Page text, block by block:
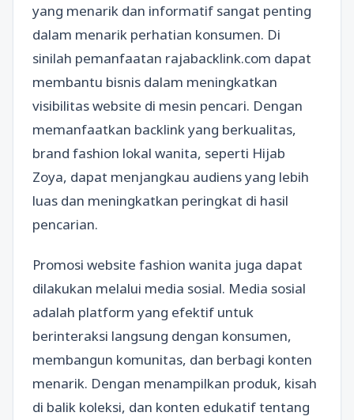
yang menarik dan informatif sangat penting
dalam menarik perhatian konsumen. Di
sinilah pemanfaatan rajabacklink.com dapat
membantu bisnis dalam meningkatkan
visibilitas website di mesin pencari. Dengan
memanfaatkan backlink yang berkualitas,
brand fashion lokal wanita, seperti Hijab
Zoya, dapat menjangkau audiens yang lebih
luas dan meningkatkan peringkat di hasil
pencarian.
Promosi website fashion wanita juga dapat
dilakukan melalui media sosial. Media sosial
adalah platform yang efektif untuk
berinteraksi langsung dengan konsumen,
membangun komunitas, dan berbagi konten
menarik. Dengan menampilkan produk, kisah
di balik koleksi, dan konten edukatif tentang